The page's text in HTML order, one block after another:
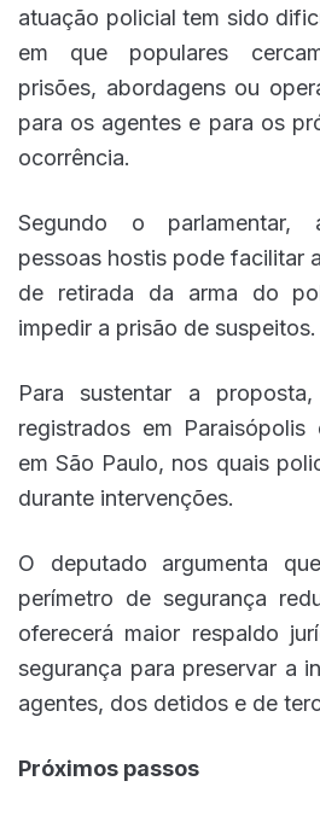
atuação policial tem sido
em que populares
prisões, abordagens ou
para os agentes e para os
ocorrência.
Segundo o parlamentar,
pessoas hostis pode facilitar
de retirada da arma do
impedir a prisão de suspeitos.
Para sustentar a
registrados em
em São Paulo, nos quais
durante intervenções.
O deputado argumenta
perímetro de segurança
oferecerá maior respaldo
segurança para preservar a
agentes, dos detidos e de
Próximos passos